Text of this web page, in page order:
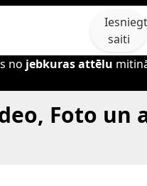
Iesniegt
saiti
no jebkuras attēlu
Foto un